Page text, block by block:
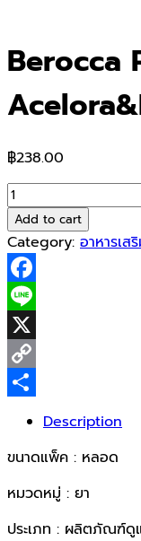
Berocca
฿238.00
Berocca
Performance
Acelora&Mango
1x15tab
quantity
Add to cart
Category: อาหารเส
Facebook
Line
X
Copy
ShareDescription
ขนาดแพ็ค : หลอด
หมวดหมู่ : ยา
ประเภท : ผลิตภัณฑ์ดู